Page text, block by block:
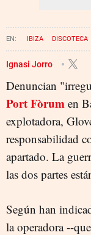
IBIZA DISCOTECA
Ignasi Jorro
Denuncian
Port Fòrum en
explotadora,
responsabilidad
apartado. La
las dos partes
Según han
la operadora --